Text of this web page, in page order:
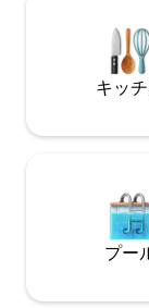
休暇の手配や滞
も承ります。 お気軽にお問い合わせくだ
りながら、緑に
つけるのは簡単で
スとテラス 外部の鉄製階段を通って1階に
上がると、明
テラスがあり
テネリフェ島北
キッ
プー